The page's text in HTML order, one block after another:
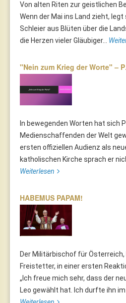
Von alten Riten zur geistlichen
Wenn der Mai ins Land zieht,
Schleier aus Blüten über die
die Herzen vieler Gläubiger...
"Nein zum Krieg der Worte" –
In bewegenden Worten hat sich
Medienschaffenden der Welt
ersten offiziellen Audienz als
katholischen Kirche sprach er
Weiterlesen
HABEMUS PAPAM!
Der Militärbischof für Österreich,
Freistetter, in einer ersten
„Ich freue mich sehr, dass der
Leo gewählt hat. Ich durfte ihn im